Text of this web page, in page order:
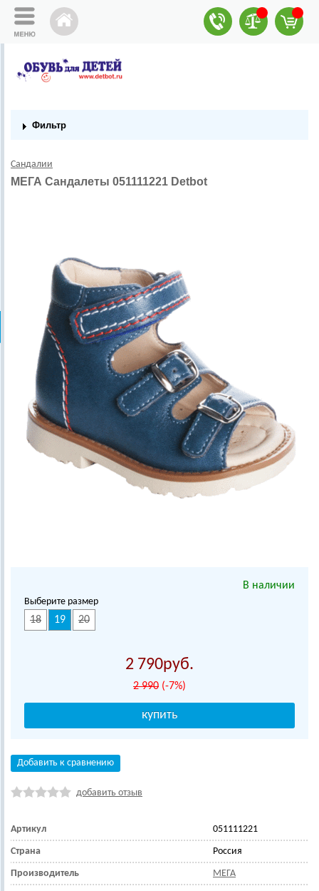
Фильтр
Сандалии
МЕГА Сандалеты 051111221 Detbot
В наличии
Выберите размер
18 19 20
2 790
2 990 (-7%)
Добавить к сравнению
добавить отзыв
Артикул 051111221
Страна Россия
Производитель МЕГА